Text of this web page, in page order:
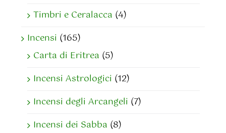
Timbri e Ceralacca (4)
Incensi (165)
Carta di Eritrea (5)
Incensi Astrologici (12)
Incensi degli Arcangeli (7)
Incensi dei Sabba (8)